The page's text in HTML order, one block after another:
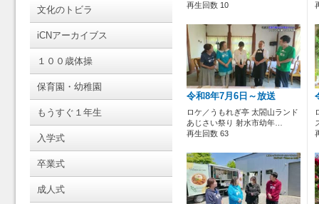
文化のトビラ
iCNアーカイブス
１００歳体操
保育園・幼稚園
もうすぐ１年生
入学式
卒業式
成人式
再生回数 10
令和8年7月6日～放送
ロケ／うもれぎ亭 太閤山ランド
あじさい祭り 射水市幼年…
再生回数 63